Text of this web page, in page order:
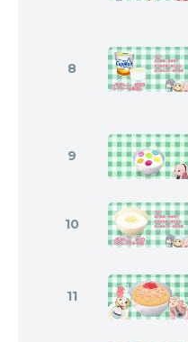
8
9
10
11